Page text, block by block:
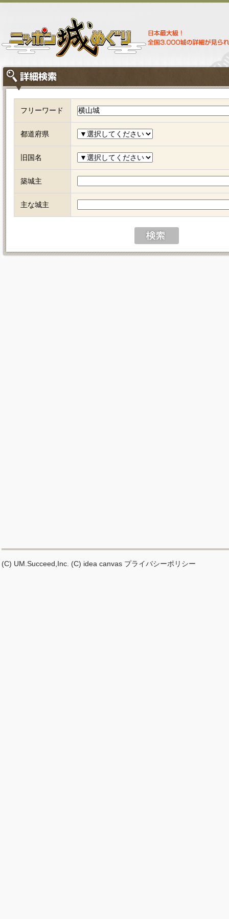
フリーワード
都道府県
旧国名
築城主
主な城主
(C) UM.Succeed,Inc. (C) idea canvas プライバシーポリシー